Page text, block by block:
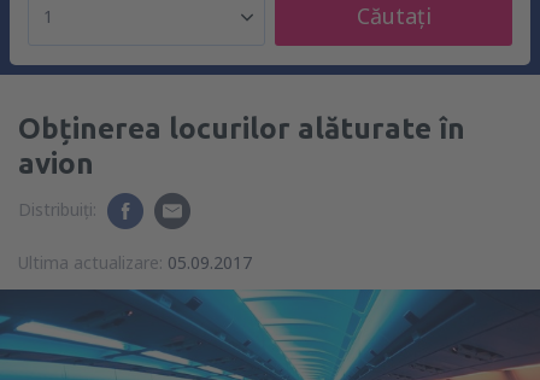
1 Căutați
Obținerea locurilor alăturate în
avion
Distribuiți:
Ultima actualizare: 05.09.2017